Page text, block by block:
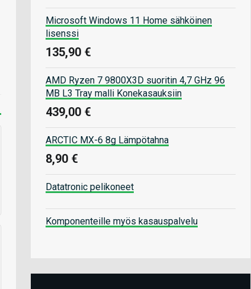
Microsoft Windows 11 Home sähköinen
lisenssi
135,90 €
AMD Ryzen 7 9800X3D suoritin 4,7 GHz 96
MB L3 Tray malli Konekasauksiin
439,00 €
ARCTIC MX-6 8g Lämpötahna
8,90 €
Datatronic pelikoneet
Komponenteille myös kasauspalvelu